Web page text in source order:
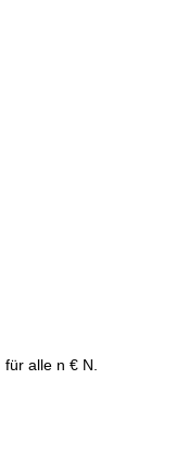
alle n € N.